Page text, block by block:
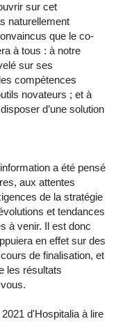
sur cet
naturellement
que le co-
à tous : à notre
sur ses
compétences
novateurs ; et à
d’une solution
a été pensé
aux attentes
de la stratégie
et tendances
à venir. Il est donc
en effet sur des
de finalisation, et
les résultats
d'Hospitalia à lire